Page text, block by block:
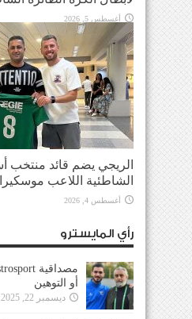
أغسطس 5, 2026
الريجي يضم قائد منتخب
الشاطئية اللاعب موسكيرا
أغسطس 4, 2026
رأي المايسترو
أو التوهين
ديسمبر 22, 2025